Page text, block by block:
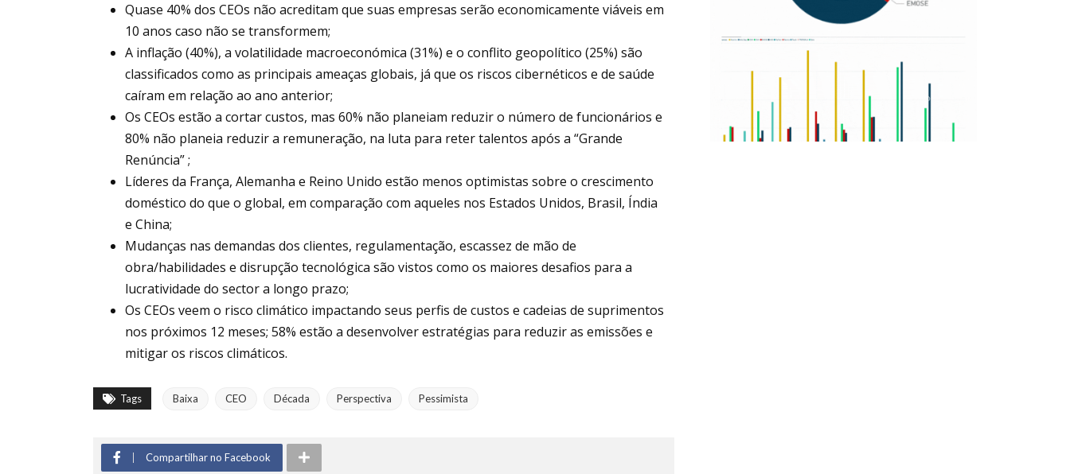
Quase 40% dos CEOs não acreditam que suas empresas serão economicamente viáveis em
10 anos caso não se transformem;
A inflação (40%), a volatilidade macroeconómica (31%) e o conflito geopolítico (25%) são
classificados como as principais ameaças globais, já que os riscos cibernéticos e de saúde
caíram em relação ao ano anterior;
Os CEOs estão a cortar custos, mas 60% não planeiam reduzir o número de funcionários e
80% não planeia reduzir a remuneração, na luta para reter talentos após a “Grande
Renúncia” ;
Líderes da França, Alemanha e Reino Unido estão menos optimistas sobre o crescimento
doméstico do que o global, em comparação com aqueles nos Estados Unidos, Brasil, Índia
e China;
Mudanças nas demandas dos clientes, regulamentação, escassez de mão de
obra/habilidades e disrupção tecnológica são vistos como os maiores desafios para a
lucratividade do sector a longo prazo;
Os CEOs veem o risco climático impactando seus perfis de custos e cadeias de suprimentos
nos próximos 12 meses; 58% estão a desenvolver estratégias para reduzir as emissões e
mitigar os riscos climáticos.
Tags Baixa CEO Década Perspectiva Pessimista
Compartilhar no Facebook